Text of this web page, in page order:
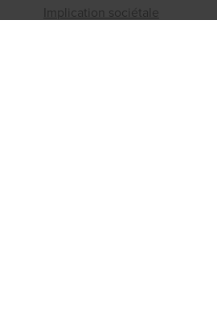
Implication sociétale